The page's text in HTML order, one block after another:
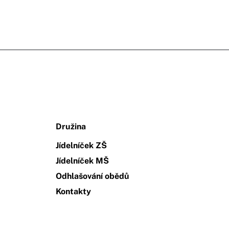
Družina
Jídelníček ZŠ
Jídelníček MŠ
Odhlašování obědů
Kontakty